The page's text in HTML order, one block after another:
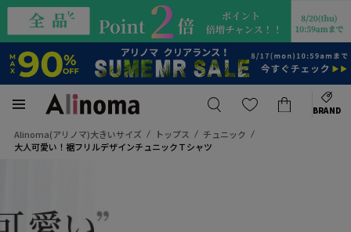
BRAND
Alinoma(アリノマ)大きいサイズ トップス
チュニック
大人可愛い！裾フリルデザインチュニックＴシャツ